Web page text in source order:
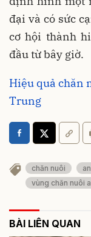
đại và có sức
cơ hội thành
đầu từ bây giờ.
Hiệu quả chăn
Trung
chăn nuôi
vùng chăn nuôi
BÀI LIÊN QUAN